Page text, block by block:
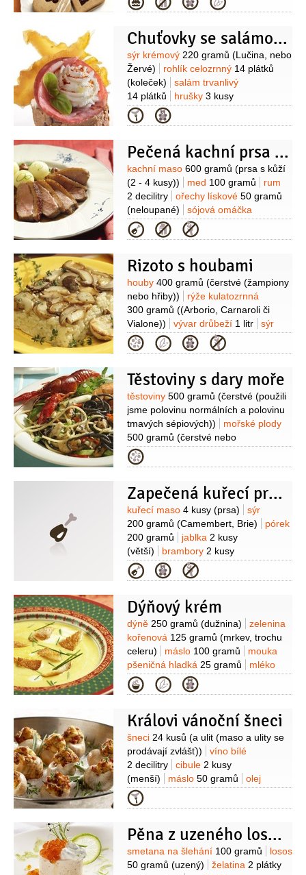
1 špetka (mletý) zázvor1 špetka
náplň: švestková povidla 100 gramů
(nebo marmeláda (nejlépe
domácí))
víno červené
1 decilitr
med 1 lžíce
Chuťovky se salámovým kornoutkem
Suroviny
sýr krémový 220 gramů (Lučina, nebo
Žervé)
rohlík celozrnný 14 plátků
(koleček)
salám trvanlivý
14 plátků
hrušky 3 kusy
(sušené)
1 lžíce
pepř bílý(mletý)
paprika
Kategorie
Pečená kachní prsa na medové omáčce
Suroviny
kachní maso 600 gramů (prsa s kůží
(2 - 4 kusy))
med 100 gramů
rum
2 decilitry
ořechy lískové 50 gramů
(neloupané)
sójová omáčka
2 lžíce
pepř bílý
(mletý)
sůl brambory700 gramů
lahůdková (nakrájená, na posypání)
Kategorie
Rizoto s houbami
Suroviny
houby 400 gramů (čerstvé (žampiony
nebo hřiby))
rýže kulatozrnná
300 gramů ((Arborio, Carnaroli či
Vialone))
vývar drůbeží 1 litr
sýr
Parmezán
50 gramů
(nastrouhaný)
cibule1 kus
(lehké)
olej olivový4 lžíce
máslo
3 lžíce
pepř bílý (mletý)
Kategorie
Těstoviny s dary moře
Suroviny
těstoviny 500 gramů (čerstvé (použili
jsme polovinu normálních a polovinu
tmavých sépiových))
mořské plody
500 gramů (čerstvé nebo
mražené)
200 gramů
víno bílé2 decilitry
150 gramů
smetana na šlehání
1 decilitr
bylinky 1 lžíce
(nasekané
(podle vlastní chuti))
česnek
2 stroužky
pepř bílý(mletý)
Kategorie
Zapečená kuřecí prsíčka
Suroviny
kuřecí maso 4 kusy (prsa)
sýr
200 gramů (Camembert, Brie)
pórek
200 gramů
jablka 2 kusy
(větší)
brambory 2 kusy
(větší)
smetana
1 kus
máslo50 gramů
calvados
Kategorie
Dýňový krém
Suroviny
dýně 250 gramů (dužnina)
zelenina
kořenová 125 gramů (mrkev, trochu
celeru)
máslo 100 gramů
mouka
pšeničná hladká 25 gramů
mléko
2,5 decilitru
smetana
2,5 decilitru
pepř bílý(mletý)
sůl
šlehání
olej(dýňový, zastudena
lisovaný)
houska (opečené
kostičky)
pažitka
Kategorie
Královi vánoční šneci
Suroviny
šneci 24 kusů (a ulit (maso a ulity se
prodávají zvlášť))
víno bílé
2 decilitry
cibule 2 kusy
(menší)
máslo 50 gramů
olej
olivový
5 stroužků
tymián
hladkolistá 1 lžíce (nasekaná) Na
nádivku:
houska 1 kus
žloutek
1 kus
máslo 50 gramů
šunka
Kategorie
Pěna z uzeného lososa
Suroviny
smetana na šlehání 100 gramů
losos
50 gramů (uzený) želatina 2 plátky